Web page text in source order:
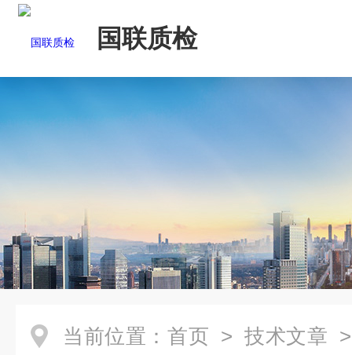
国联质检
当前位置： 首页 > 技术文章